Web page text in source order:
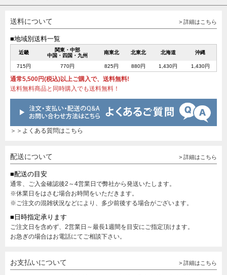
送料について > 詳細はこちら
■地域別送料一覧
近畿
関東・中部
中国・四国・九州
南東北 北東北 北海道 沖縄
715円 770円 825円 880円 1,430円 1,430円
通常5,500円(税込)以上ご購入で、送料無料!
送料無料商品と同時購入でも送料無料！
＞＞よくある質問はこちら
配送について > 詳細はこちら
■配送の目安
通常、ご入金確認後2～4営業日で弊社から発送いたします。
※休業日をはさむ場合お時間をいただきます。
※ご注文の混雑状況などにより、多少前後する場合がございます。
■日時指定承ります
ご注文日を含めず、2営業日～最長1週間を目安にご指定頂けます。
お急ぎの場合はお電話にてご相談下さい。
お支払いについて > 詳細はこちら